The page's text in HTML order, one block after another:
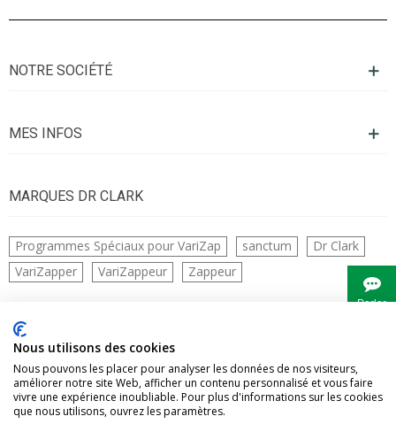
NOTRE SOCIÉTÉ
MES INFOS
MARQUES DR CLARK
Programmes Spéciaux pour VariZap sanctum
Dr Clark
VariZapper
VariZappeur Zappeur
CONTACTS
Parler
Nous utilisons des cookies
Nous pouvons les placer pour analyser les données de nos visiteurs,
améliorer notre site Web, afficher un contenu personnalisé et vous faire
vivre une expérience inoubliable. Pour plus d'informations sur les cookies
que nous utilisons, ouvrez les paramètres.